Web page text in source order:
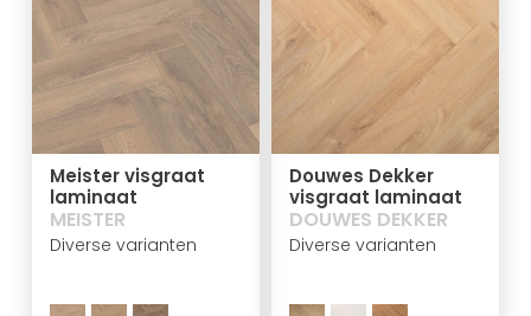
Meister visgraat
laminaat
MEISTER
Diverse varianten
Douwes Dekker
visgraat laminaat
DOUWES DEKKER
Diverse varianten